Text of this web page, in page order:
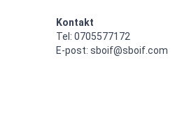
Kontakt
Tel: 0705577172
E-post: sboif@sboif.com